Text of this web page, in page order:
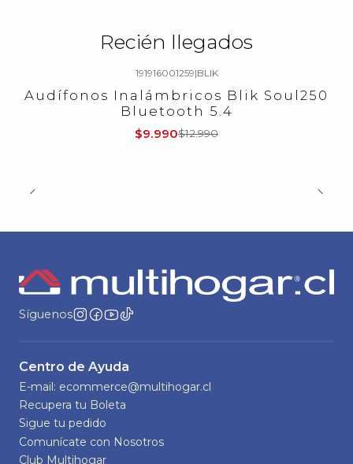
Recién llegados
-23%OFF
191916001259|BLIK
Audífonos Inalámbricos Blik Soul250
Bluetooth 5.4
$9.990$12.990
Síguenos
Centro de Ayuda
E-mail: ecommerce@multihogar.cl
Recupera tu Boleta
Sigue tu pedido
Comunícate con Nosotros
Club Multihogar